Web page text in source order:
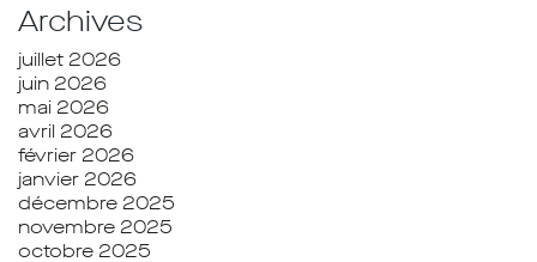
Archives
juillet 2026
juin 2026
mai 2026
avril 2026
février 2026
janvier 2026
décembre 2025
novembre 2025
octobre 2025